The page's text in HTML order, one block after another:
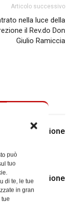
può
tuo
di te, le tue
in gran
Articolo successivo
nella luce della
il Rev.do Don
Giulio Ramiccia
Resurrezione
Resurrezione